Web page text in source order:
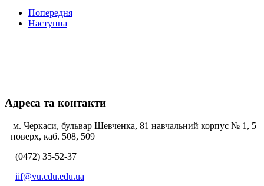
Попередня
Наступна
Адреса та контакти
м. Черкаси, бульвар Шевченка, 81 навчальний корпус № 1, 5
поверх, каб. 508, 509
(0472) 35-52-37
iif@vu.cdu.edu.ua